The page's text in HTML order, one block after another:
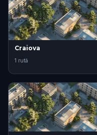
Craiova
1 rută